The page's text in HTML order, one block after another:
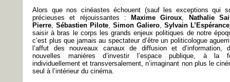
Alors que nos cinéastes échouent (sauf les exceptions qui
précieuses et réjouissantes :
Maxime Giroux,
Nathalie
Pierre, Sébastien Pilote, Simon Galiero, Sylvain L’Espérance
saisir à bras le corps les grands enjeux politiques de notre
c’est plus que jamais au spectateur d’être un politicologue
l’affut des nouveaux canaux de diffusion et d’information,
nouvelles manières d’investir l’espace publique, à la
individuellement et transversalement, n’imaginant non plus le
seul à l’intérieur du cinéma.